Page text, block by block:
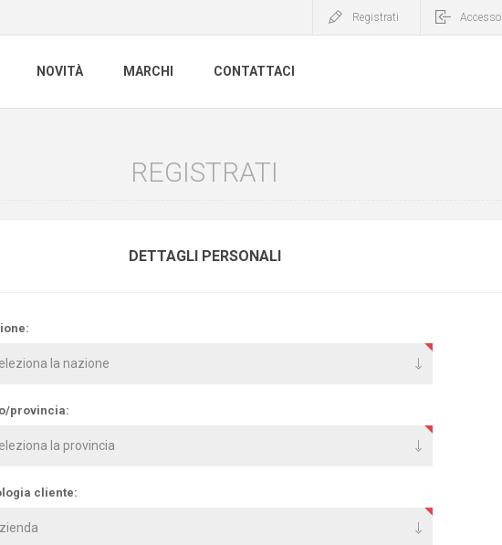
Registrati Accesso
NOVITÀ MARCHI CONTATTACI
REGISTRATI
DETTAGLI PERSONALI
provincia:
cliente: